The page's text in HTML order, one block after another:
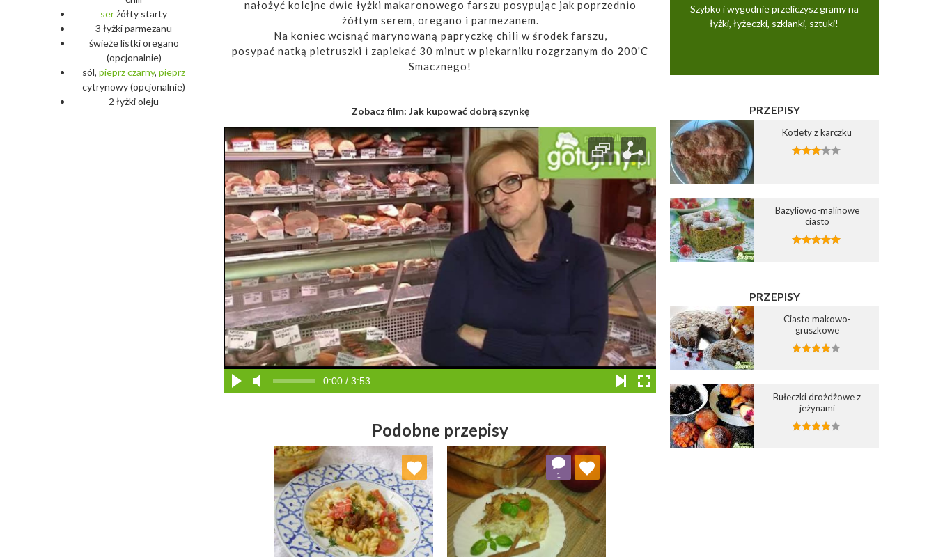
serżółty starty
3 łyżki parmezanu
świeże listki oregano
(opcjonalnie)
sól, pieprzczarny, pieprz
cytrynowy (opcjonalnie)
2 łyżki oleju
nałożyć kolejne dwie łyżki makaronowego farszu posypując jak poprzednio
żółtym serem, oregano i parmezanem.
Na koniec wcisnąć marynowaną papryczkę chili w środek farszu,
posypać natką pietruszki i zapiekać 30 minut w piekarniku rozgrzanym do 200'C
Smacznego!
Zobacz film: Jak kupować dobrą szynkę
0:00 / 3:53
Podobne przepisy
Dodaj do ulubionych
Wybierz listę:
1
Dodaj do ulubionych
Wybierz listę:
Szybko i wygodnie przeliczysz gramy na
łyżki, łyżeczki, szklanki, sztuki!
PRZEPISY
Kotlety z karczku
Bazyliowo-malinowe
ciasto
PRZEPISY
Ciasto makowo-
gruszkowe
Bułeczki drożdżowe z
jeżynami